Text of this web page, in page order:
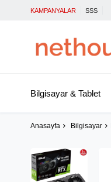
KAMPANYALAR SSS
Bilgisayar & Tablet
Anasayfa Bilgisayar